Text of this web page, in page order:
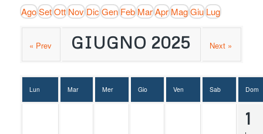
AgoSetOttNovDicGenFebMarAprMagGiuLug
« Prev GIUGNO 2025 Next »
Lun Mar Mer Gio Ven Sab Dom
1